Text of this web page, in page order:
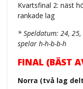
Kvartsfinal 2: näst
rankade lag
* Speldatum: 24,
spelar h-h-b-b-h
FINAL (BÄST
Norra (två lag